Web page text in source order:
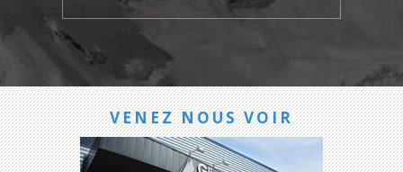
VENEZ NOUS VOIR